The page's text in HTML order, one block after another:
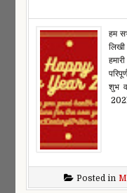
हम
शुभ व
Posted in